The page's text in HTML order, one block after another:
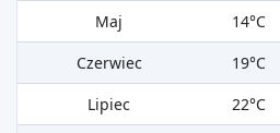
Maj
14°C
Czerwiec
19°C
Lipiec
22°C